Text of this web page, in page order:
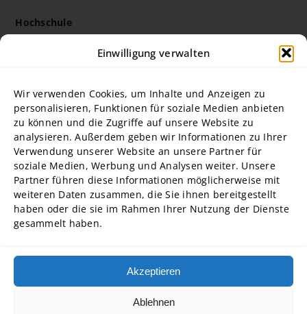
Einwilligung verwalten
Wir verwenden Cookies, um Inhalte und Anzeigen zu
personalisieren, Funktionen für soziale Medien anbieten
zu können und die Zugriffe auf unsere Website zu
analysieren. Außerdem geben wir Informationen zu Ihrer
Verwendung unserer Website an unsere Partner für
soziale Medien, Werbung und Analysen weiter. Unsere
Partner führen diese Informationen möglicherweise mit
weiteren Daten zusammen, die Sie ihnen bereitgestellt
haben oder die sie im Rahmen Ihrer Nutzung der Dienste
gesammelt haben.
Akzeptieren
Ablehnen
Hochschule
Die Steinbeis Hochschule
Struktur und Organe
Stellenausschreibungen
Diversity Management
Hochschulpartner
ADG Business School an der Steinbeis-Hochschule GmbH
SBA | Management School der Steinbeis Hochschule
Steinbeis School of International Business and Entrepreneurship
(SIBE) GmbH
Steinbeis University – Schools of Next Practices GmbH